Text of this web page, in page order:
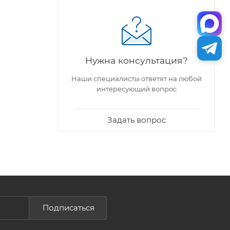
Нужна консультация?
Наши специалисты ответят на любой
интересующий вопрос
Задать вопрос
Подписаться